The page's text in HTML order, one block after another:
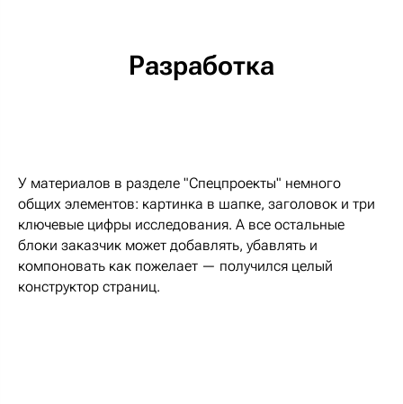
Разработка
У материалов в разделе "Спецпроекты" немного
общих элементов: картинка в шапке, заголовок и три
ключевые цифры исследования. А все остальные
блоки заказчик может добавлять, убавлять и
компоновать как пожелает — получился целый
конструктор страниц.